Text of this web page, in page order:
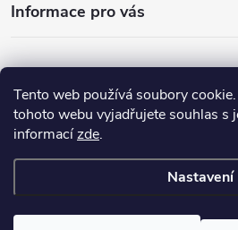
Tento web používá soubory
tohoto webu vyjadřujete souhlas s
informacízde.
Nastavení
Informace pro vás
Nejhledanější
Důležité odkazy
Warp-Sport.com.